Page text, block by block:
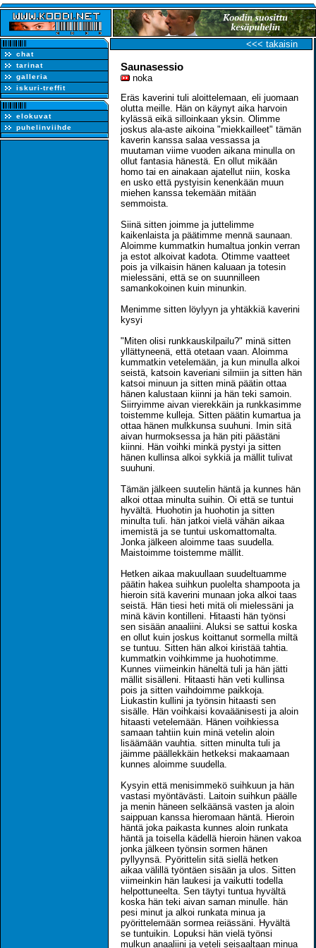
chat
tarinat
galleria
iskuri-treffit
elokuvat
puhelinviihde
<<< takaisin
Saunasessio
noka
Eräs kaverini tuli aloittelemaan, eli juomaan
olutta meille. Hän on käynyt aika harvoin
kylässä eikä silloinkaan yksin. Olimme
joskus ala-aste aikoina "miekkailleet" tämän
kaverin kanssa salaa vessassa ja
muutaman viime vuoden aikana minulla on
ollut fantasia hänestä. En ollut mikään
homo tai en ainakaan ajatellut niin, koska
en usko että pystyisin kenenkään muun
miehen kanssa tekemään mitään
semmoista.
Siinä sitten joimme ja juttelimme
kaikenlaista ja päätimme mennä saunaan.
Aloimme kummatkin humaltua jonkin verran
ja estot alkoivat kadota. Otimme vaatteet
pois ja vilkaisin hänen kaluaan ja totesin
mielessäni, että se on suunnilleen
samankokoinen kuin minunkin.
Menimme sitten löylyyn ja yhtäkkiä kaverini
kysyi
"Miten olisi runkkauskilpailu?" minä sitten
yllättyneenä, että otetaan vaan. Aloimma
kummatkin vetelemään, ja kun minulla alkoi
seistä, katsoin kaveriani silmiin ja sitten hän
katsoi minuun ja sitten minä päätin ottaa
hänen kalustaan kiinni ja hän teki samoin.
Siirryimme aivan vierekkäin ja runkkasimme
toistemme kulleja. Sitten päätin kumartua ja
ottaa hänen mulkkunsa suuhuni. Imin sitä
aivan hurmoksessa ja hän piti päästäni
kiinni. Hän voihki minkä pystyi ja sitten
hänen kullinsa alkoi sykkiä ja mällit tulivat
suuhuni.
Tämän jälkeen suutelin häntä ja kunnes hän
alkoi ottaa minulta suihin. Oi että se tuntui
hyvältä. Huohotin ja huohotin ja sitten
minulta tuli. hän jatkoi vielä vähän aikaa
imemistä ja se tuntui uskomattomalta.
Jonka jälkeen aloimme taas suudella.
Maistoimme toistemme mällit.
Hetken aikaa makuullaan suudeltuamme
päätin hakea suihkun puolelta shampoota ja
hieroin sitä kaverini munaan joka alkoi taas
seistä. Hän tiesi heti mitä oli mielessäni ja
minä kävin kontilleni. Hitaasti hän työnsi
sen sisään anaaliini. Aluksi se sattui koska
en ollut kuin joskus koittanut sormella miltä
se tuntuu. Sitten hän alkoi kiristää tahtia.
kummatkin voihkimme ja huohotimme.
Kunnes viimeinkin häneltä tuli ja hän jätti
mällit sisälleni. Hitaasti hän veti kullinsa
pois ja sitten vaihdoimme paikkoja.
Liukastin kullini ja työnsin hitaasti sen
sisälle. Hän voihkaisi kovaäänisesti ja aloin
hitaasti vetelemään. Hänen voihkiessa
samaan tahtiin kuin minä vetelin aloin
lisäämään vauhtia. sitten minulta tuli ja
jäimme päällekkäin hetkeksi makaamaan
kunnes aloimme suudella.
Kysyin että menisimmekö suihkuun ja hän
vastasi myöntävästi. Laitoin suihkun päälle
ja menin häneen selkäänsä vasten ja aloin
saippuan kanssa hieromaan häntä. Hieroin
häntä joka paikasta kunnes aloin runkata
häntä ja toisella kädellä hieroin hänen vakoa
jonka jälkeen työnsin sormen hänen
pyllyynsä. Pyörittelin sitä siellä hetken
aikaa välillä työntäen sisään ja ulos. Sitten
viimeinkin hän laukesi ja vaikutti todella
helpottuneelta. Sen täytyi tuntua hyvältä
koska hän teki aivan saman minulle. hän
pesi minut ja alkoi runkata minua ja
pyörittelemään sormea reiässäni. Hyvältä
se tuntuikin. Lopuksi hän vielä työnsi
mulkun anaaliini ja veteli seisaaltaan minua